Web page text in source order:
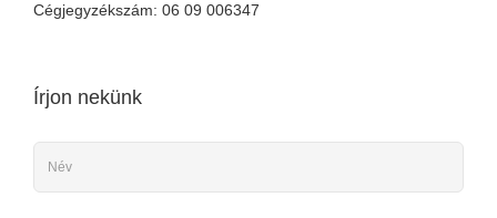
Cégjegyzékszám: 06 09 006347
Írjon nekünk